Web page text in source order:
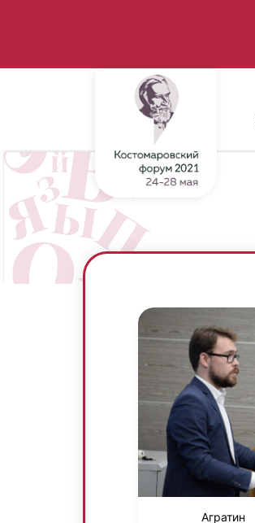
Агратин